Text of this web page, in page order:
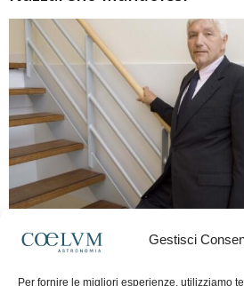
Gestisci
Per fornire le migliori esperienze, utilizziamo
Frida Paolella - 16 Giugno 2026
spaziale europea e della missione Planck. Il